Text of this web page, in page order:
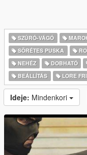
SZÚRÓ-VÁGÓ
SÖRÉTES PUSKA
NEHÉZ
DOBHATÓ
BEÁLLÍTÁS
LORE
Ideje: Mindenkori